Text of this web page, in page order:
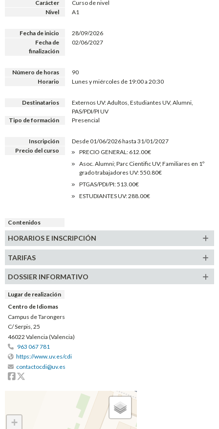
Carácter
Curso de nivel
Nivel
A1
Fecha de inicio
28/09/2026
Fecha de
finalización
02/06/2027
Número de horas
90
Horario
Lunes y miércoles de 19:00 a 20:30
Destinatarios
Externos UV: Adultos, Estudiantes UV, Alumni,
PAS/PDI/PI UV
Tipo de formación
Presencial
Inscripción
Desde 01/06/2026 hasta 31/01/2027
Precio del curso
PRECIO GENERAL: 612.00€
Asoc. Alumni; Parc Cientific UV; Familiares en 1º
grado trabajadores UV: 550.80€
PTGAS/PDI/PI: 513.00€
ESTUDIANTES UV: 288.00€
Contenidos
HORARIOS EINSCRIPCIÓN
TARIFAS
DOSSIER INFORMATIVO
Lugar de realización
Centro de Idiomas
Campus de Tarongers
C/ Serpis, 25
46022 Valencia (Valencia)
963 067 781
https://www.uv.es/cdi
contactocdi@uv.es
Facebook
+